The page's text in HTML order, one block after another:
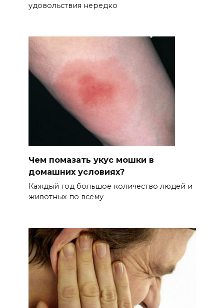
удовольствия нередко
Чем помазать укус мошки в
домашних условиях?
Каждый год большое количество людей и
животных по всему